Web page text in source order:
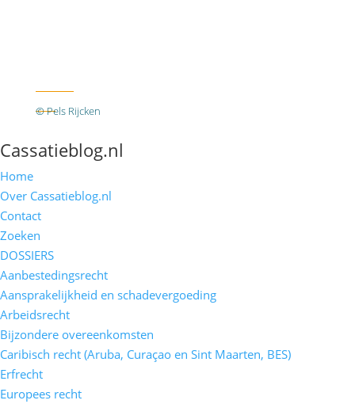
© Pels Rijcken
Cassatieblog.nl
Home
Over Cassatieblog.nl
Contact
Zoeken
DOSSIERS
Aanbestedingsrecht
Aansprakelijkheid en schadevergoeding
Arbeidsrecht
Bijzondere overeenkomsten
Caribisch recht (Aruba, Curaçao en Sint Maarten, BES)
Erfrecht
Europees recht